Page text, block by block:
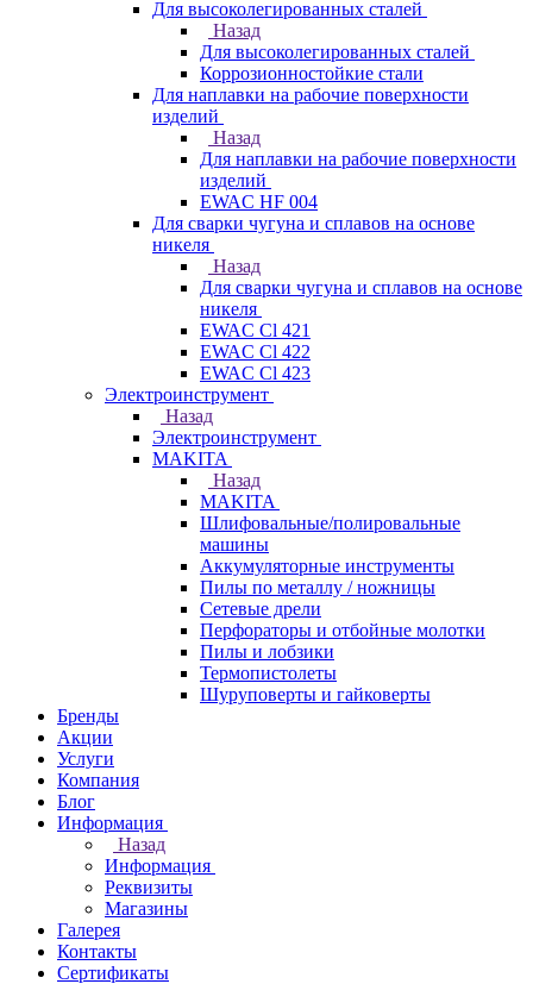
Для высоколегированных сталей
Назад
Для высоколегированных сталей
Коррозионностойкие стали
Для наплавки на рабочие поверхности
изделий
Назад
Для наплавки на рабочие поверхности
изделий
EWAC HF 004
Для сварки чугуна и сплавов на основе
никеля
Назад
Для сварки чугуна и сплавов на основе
никеля
EWAC Cl 421
EWAC Cl 422
EWAC Cl 423
Электроинструмент
Назад
Электроинструмент
МAKITA
Назад
МAKITA
Шлифовальные/полировальные
машины
Аккумуляторные инструменты
Пилы по металлу / ножницы
Сетевые дрели
Перфораторы и отбойные молотки
Пилы и лобзики
Термопистолеты
Шуруповерты и гайковерты
Бренды
Акции
Услуги
Компания
Блог
Информация
Назад
Информация
Реквизиты
Магазины
Галерея
Контакты
Сертификаты